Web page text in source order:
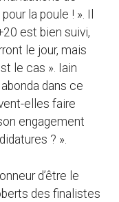
la poule ! ». Il
est bien suivi,
le jour, mais
le cas ». Iain
dans ce
elles faire
engagement
? ».
d’être le
des finalistes